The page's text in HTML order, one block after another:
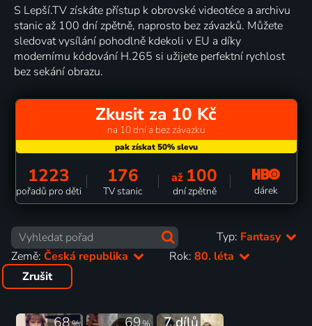
S Lepší.TV získáte přístup k obrovské videotéce a archivu
stanic až 100 dní zpětně, naprosto bez závazků. Můžete
sledovat vysílání pohodlně kdekoli v EU a díky
modernímu kódování H.265 si užijete perfektní rychlost
bez sekání obrazu.
Zkusit za 10 Kč
na 10 dní a bez závazku
1223
pořadů pro děti
176
TV stanic
až 100
dní zpětně dárek
Typ: Fantasy
Země: Česká republika Rok:80. léta
Zrušit